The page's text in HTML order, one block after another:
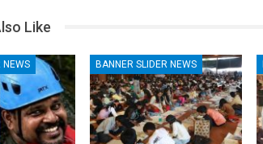
Like
NEWS BANNER SLIDER NEWS